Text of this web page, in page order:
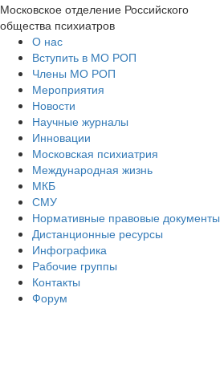
Московское отделение Российского
общества психиатров
О нас
Вступить в МО РОП
Члены МО РОП
Мероприятия
Новости
Научные журналы
Инновации
Московская психиатрия
Международная жизнь
МКБ
СМУ
Нормативные правовые документы
Дистанционные ресурсы
Инфографика
Рабочие группы
Контакты
Форум